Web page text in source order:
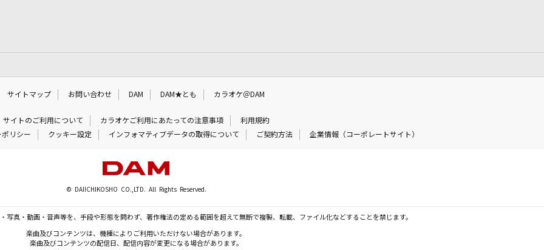
サイトマップ お問い合わせ DAM DAM★とも カラオケ＠DAM
サイトのご利用について カラオケご利用にあたっての注意事項
利用規約
リシー
クッキー設定 インフォマティブデータの取得について ご契約方法 企業情報（コーポレートサイト）
© DAIICHIKOSHO CO.,LTD. All Rights Reserved.
写真・動画・音声等を、手段や形態を問わず、著作権法の定める範囲を超えて無断で複製、転載、ファイル化などすることを禁じます。
楽曲及びコンテンツは、機種によりご利用いただけない場合があります。
楽曲及びコンテンツの配信日、配信内容が変更になる場合があります。